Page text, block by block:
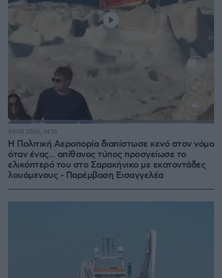
:
Η Πολιτική Αεροπορία διαπίστωσε κενό στον νόμο
όταν ένας... απίθανος τύπος προσγείωσε το
ελικόπτερό του στο Σαρακήνικο με εκατοντάδες
λουόμενους - Παρέμβαση Εισαγγελέα
09.08.2026, 14:15